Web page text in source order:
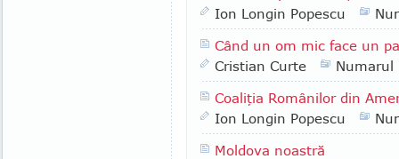
Ion Longin Popescu
Când un om mic face un
Cristian Curte
Numarul
Coaliţia Românilor din
Ion Longin Popescu
Moldova noastră